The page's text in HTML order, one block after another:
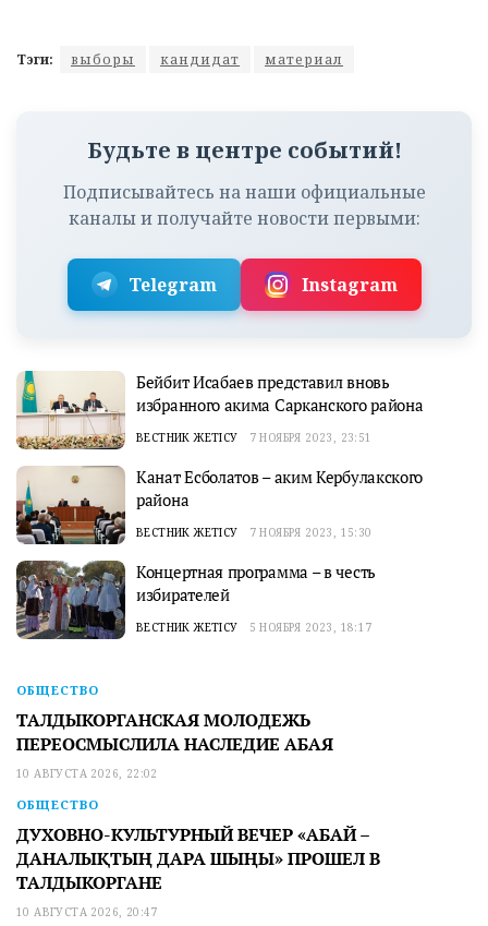
Тэги: выборы кандидат материал
Будьте в центре событий!
Подписывайтесь на наши официальные
каналы и получайте новости первыми:
Telegram Instagram
Бейбит Исабаев представил вновь
избранного акима Сарканского района
ВЕСТНИК ЖЕТІСУ 7 НОЯБРЯ 2023, 23:51
Канат Есболатов – аким Кербулакского
района
ВЕСТНИК ЖЕТІСУ 7 НОЯБРЯ 2023, 15:30
Концертная программа – в честь
избирателей
ВЕСТНИК ЖЕТІСУ 5 НОЯБРЯ 2023, 18:17
ОБЩЕСТВО
ТАЛДЫКОРГАНСКАЯ МОЛОДЕЖЬ
ПЕРЕОСМЫСЛИЛА НАСЛЕДИЕ АБАЯ
10 АВГУСТА 2026, 22:02
ОБЩЕСТВО
ДУХОВНО-КУЛЬТУРНЫЙ ВЕЧЕР «АБАЙ –
ДАНАЛЫҚТЫҢ ДАРА ШЫҢЫ» ПРОШЕЛ В
ТАЛДЫКОРГАНЕ
10 АВГУСТА 2026, 20:47